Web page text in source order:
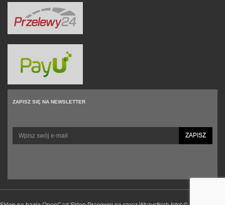
ZAPISZ SIĘ NA NEWSLETTER
ZAPISZ